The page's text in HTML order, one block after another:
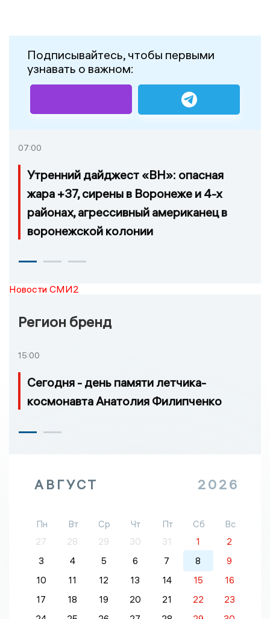
Подписывайтесь, чтобы первыми
узнавать о важном:
07:00
Утренний дайджест «ВН»: опасная
жара +37, сирены в Воронеже и 4-х
районах, агрессивный американец в
воронежской колонии
Новости СМИ2
Регион бренд
15:00
Сегодня - день памяти летчика-
космонавта Анатолия Филипченко
АВГУСТ 2026
Пн Вт Ср Чт Пт Сб
Вс
27
28 29 30 31 1
2
3
4 5 6 7 8
9
10
11 12 13 14 15
16
17
18 19 20 21 22
23